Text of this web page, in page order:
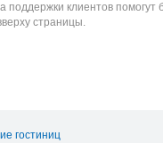
поддержки клиентов
страницы.
гостиниц